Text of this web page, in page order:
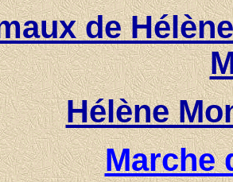
de
Hélène
Marche